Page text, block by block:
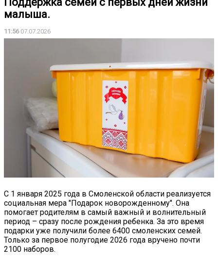
малыша.
11:5607.07.2026
С 1 января 2025 года в Смоленской области реализуется
социальная мера "Подарок новорожденному". Она
помогает родителям в самый важный и волнительный
период – сразу после рождения ребенка. За это время
подарки уже получили более 6400 смоленских семей.
Только за первое полугодие 2026 года вручено почти
2100 наборов.